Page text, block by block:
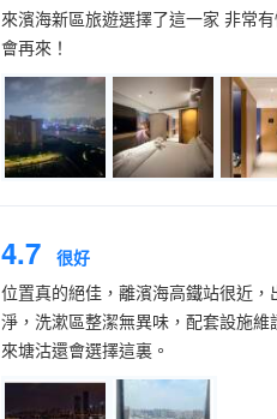
來濱海新區旅遊選擇了這一家 非常
會再來！
4.7 很好
位置真的絕佳，離濱海高鐵站很近
淨，洗漱區整潔無異味，配套設施
來塘沽還會選擇這裏。